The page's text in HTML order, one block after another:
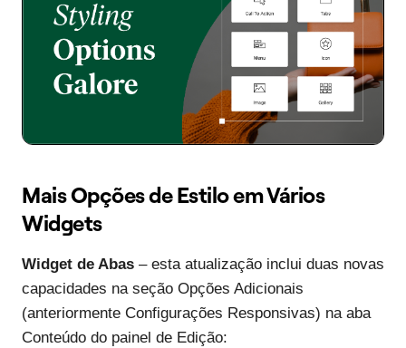
Mais Opções de Estilo em Vários
Widgets
Widget de Abas – esta atualização inclui duas novas
capacidades na seção Opções Adicionais
(anteriormente Configurações Responsivas) na aba
Conteúdo do painel de Edição: